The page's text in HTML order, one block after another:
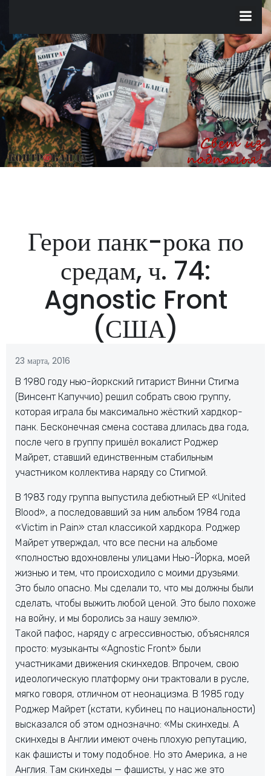
содержимому
Герои панк-рока по
средам, ч. 74:
Agnostic Front
(США)
23 марта, 2016
В 1980 году нью-йоркский гитарист Винни Стигма
(Винсент Капуччио) решил собрать свою группу,
которая играла бы максимально жёсткий хардкор-
панк. Бесконечная смена состава длилась два года,
после чего в группу пришёл вокалист Роджер
Майрет, ставший единственным стабильным
участником коллектива наряду со Стигмой.
В 1983 году группа выпустила дебютный EP «United
Blood», а последовавший за ним альбом 1984 года
«Victim in Pain» стал классикой хардкора. Роджер
Майрет утверждал, что все песни на альбоме
«полностью вдохновлены улицами Нью-Йорка, моей
жизнью и тем, что происходило с моими друзьями.
Это было опасно. Мы сделали то, что мы должны были
сделать, чтобы выжить любой ценой. Это было похоже
на войну, и мы боролись за нашу землю».
Такой пафос, наряду с агрессивностью, объяснялся
просто: музыканты «Agnostic Front» были
участниками движения скинхедов. Впрочем, свою
идеологическую платформу они трактовали в русле,
мягко говоря, отличном от неонацизма. В 1985 году
Роджер Майрет (кстати, кубинец по национальности)
высказался об этом однозначно: «Мы скинхеды. А
скинхеды в Англии имеют очень плохую репутацию,
как фашисты и тому подобное. Но это Америка, а не
Англия. Там скинхеды — фашисты, у нас же это